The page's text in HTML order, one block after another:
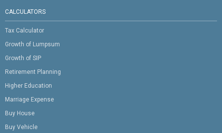
CALCULATORS
Tax Calculator
Growth of Lumpsum
Growth of SIP
Retirement Planning
Higher Education
Marriage Expense
Buy House
Buy Vehicle